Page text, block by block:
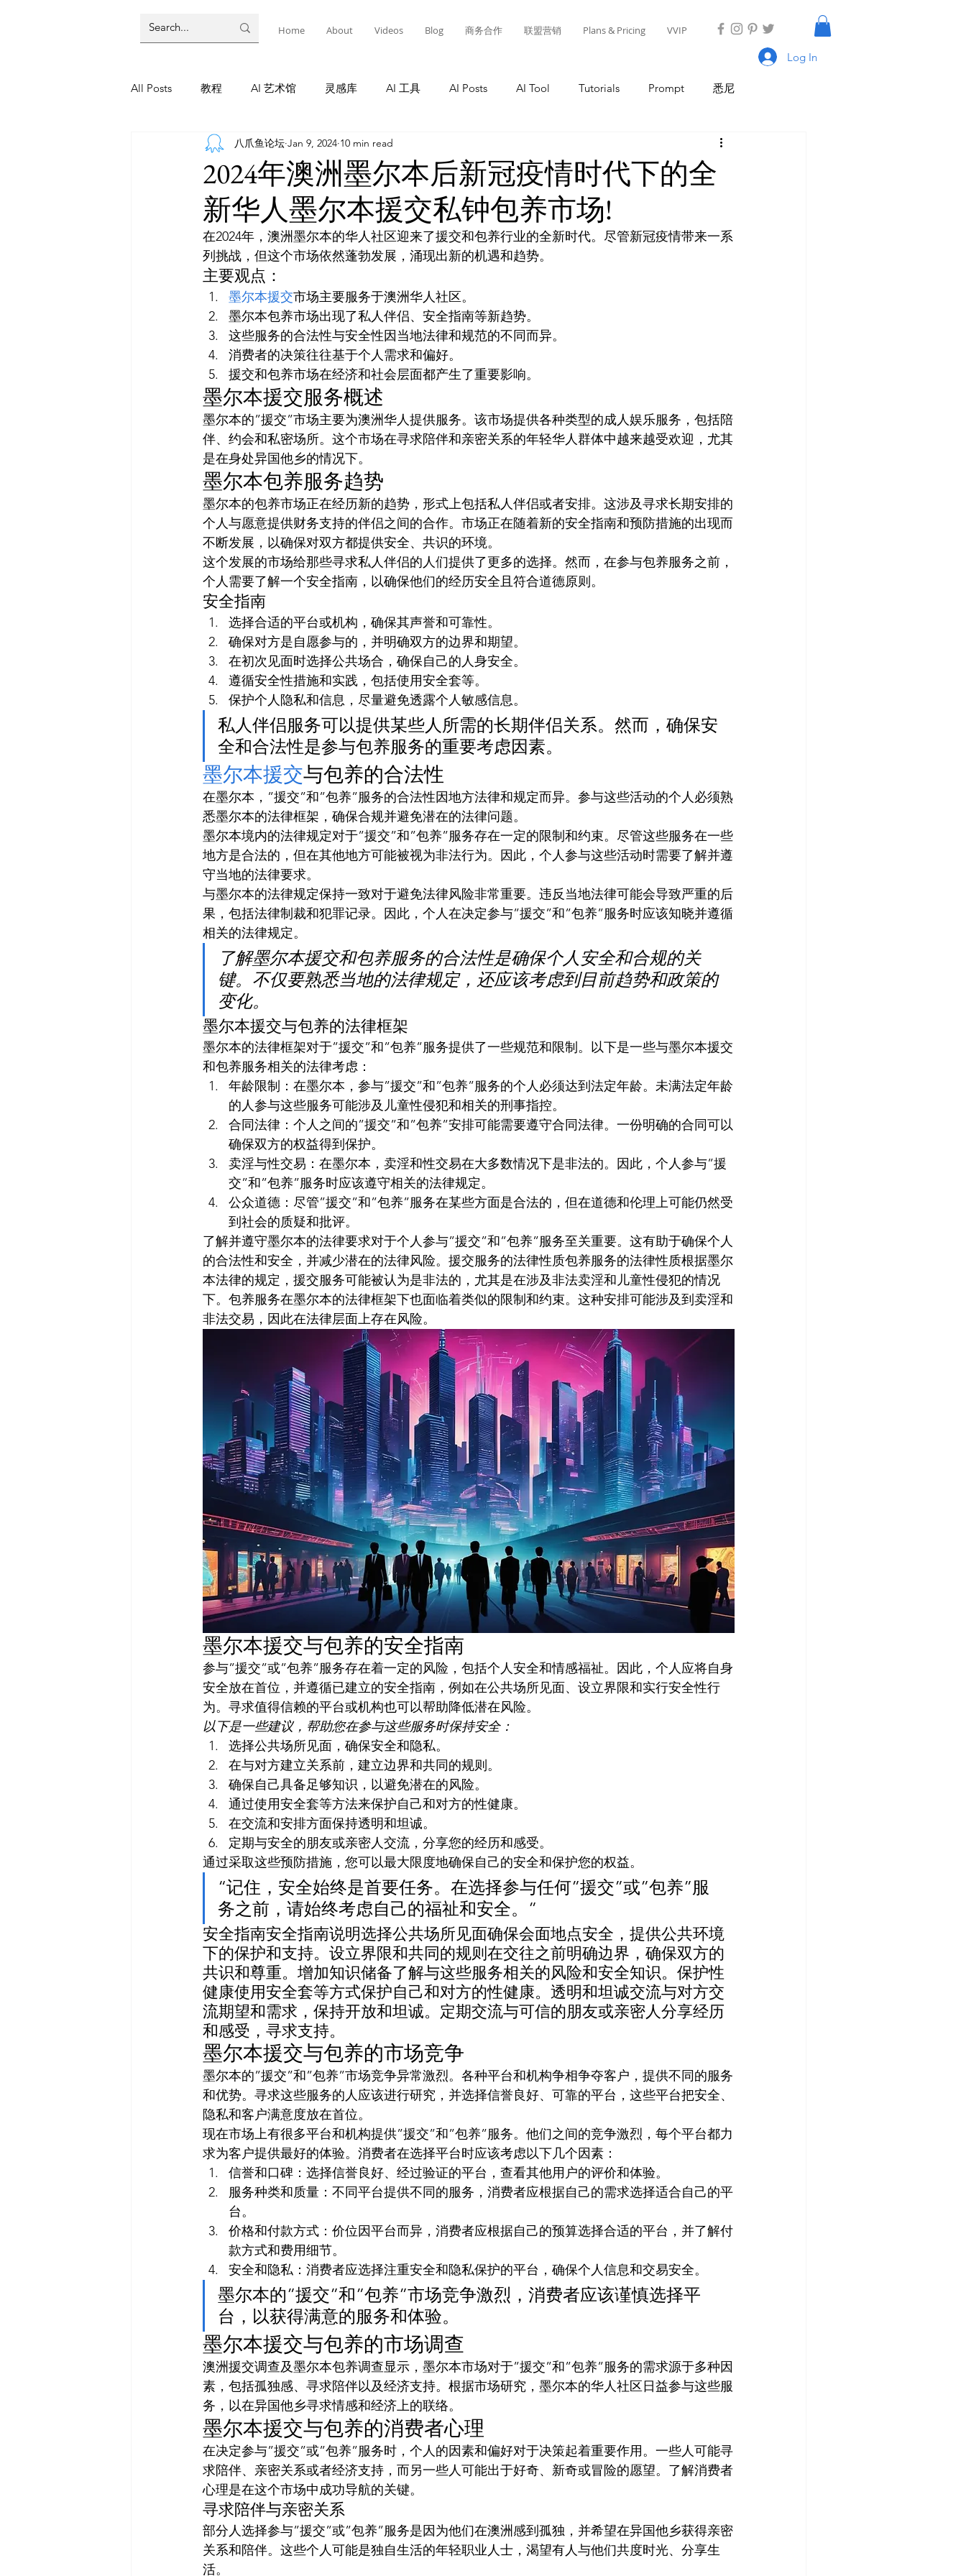
Home About Videos Blog 商务合作 联盟营销 Plans & Pricing VVIP
Log In
All Posts 教程 AI 艺术馆 灵感库 AI 工具 AI Posts AI Tool Tutorials Prompt 悉尼
AI 工具 AI Tool Tutorials
灵感库 AI 新闻 灵感库 教程 AI 工具 AI 新闻 AI 工具
2024年澳洲墨尔本后新冠疫情时代下的全
新华人墨尔本援交私钟包养市场!
八爪鱼论坛 Jan 9, 2024 10 min read
在2024年，澳洲墨尔本的华人社区迎来了援交和包养行业的全新时代。尽管新冠疫情带来一系
列挑战，但这个市场依然蓬勃发展，涌现出新的机遇和趋势。
主要观点：
墨尔本援交市场主要服务于澳洲华人社区。
墨尔本包养市场出现了私人伴侣、安全指南等新趋势。
这些服务的合法性与安全性因当地法律和规范的不同而异。
消费者的决策往往基于个人需求和偏好。
援交和包养市场在经济和社会层面都产生了重要影响。
墨尔本援交服务概述
墨尔本的”援交”市场主要为澳洲华人提供服务。该市场提供各种类型的成人娱乐服务，包括陪
伴、约会和私密场所。这个市场在寻求陪伴和亲密关系的年轻华人群体中越来越受欢迎，尤其
是在身处异国他乡的情况下。
墨尔本包养服务趋势
墨尔本的包养市场正在经历新的趋势，形式上包括私人伴侣或者安排。这涉及寻求长期安排的
个人与愿意提供财务支持的伴侣之间的合作。市场正在随着新的安全指南和预防措施的出现而
不断发展，以确保对双方都提供安全、共识的环境。
这个发展的市场给那些寻求私人伴侣的人们提供了更多的选择。然而，在参与包养服务之前，
个人需要了解一个安全指南，以确保他们的经历安全且符合道德原则。
安全指南
选择合适的平台或机构，确保其声誉和可靠性。
确保对方是自愿参与的，并明确双方的边界和期望。
在初次见面时选择公共场合，确保自己的人身安全。
遵循安全性措施和实践，包括使用安全套等。
保护个人隐私和信息，尽量避免透露个人敏感信息。
私人伴侣服务可以提供某些人所需的长期伴侣关系。然而，确保安
全和合法性是参与包养服务的重要考虑因素。
墨尔本援交与包养的合法性
在墨尔本，”援交”和”包养”服务的合法性因地方法律和规定而异。参与这些活动的个人必须熟
悉墨尔本的法律框架，确保合规并避免潜在的法律问题。
墨尔本境内的法律规定对于”援交”和”包养”服务存在一定的限制和约束。尽管这些服务在一些
地方是合法的，但在其他地方可能被视为非法行为。因此，个人参与这些活动时需要了解并遵
守当地的法律要求。
与墨尔本的法律规定保持一致对于避免法律风险非常重要。违反当地法律可能会导致严重的后
果，包括法律制裁和犯罪记录。因此，个人在决定参与”援交”和”包养”服务时应该知晓并遵循
相关的法律规定。
了解墨尔本援交和包养服务的合法性是确保个人安全和合规的关
键。不仅要熟悉当地的法律规定，还应该考虑到目前趋势和政策的
变化。
墨尔本援交与包养的法律框架
墨尔本的法律框架对于”援交”和”包养”服务提供了一些规范和限制。以下是一些与墨尔本援交
和包养服务相关的法律考虑：
年龄限制：在墨尔本，参与”援交”和”包养”服务的个人必须达到法定年龄。未满法定年龄
的人参与这些服务可能涉及儿童性侵犯和相关的刑事指控。
合同法律：个人之间的”援交”和”包养”安排可能需要遵守合同法律。一份明确的合同可以
确保双方的权益得到保护。
卖淫与性交易：在墨尔本，卖淫和性交易在大多数情况下是非法的。因此，个人参与”援
交”和”包养”服务时应该遵守相关的法律规定。
公众道德：尽管”援交”和”包养”服务在某些方面是合法的，但在道德和伦理上可能仍然受
到社会的质疑和批评。
了解并遵守墨尔本的法律要求对于个人参与”援交”和”包养”服务至关重要。这有助于确保个人
的合法性和安全，并减少潜在的法律风险。援交服务的法律性质包养服务的法律性质根据墨尔
本法律的规定，援交服务可能被认为是非法的，尤其是在涉及非法卖淫和儿童性侵犯的情况
下。包养服务在墨尔本的法律框架下也面临着类似的限制和约束。这种安排可能涉及到卖淫和
非法交易，因此在法律层面上存在风险。
墨尔本援交与包养的安全指南
参与”援交”或”包养”服务存在着一定的风险，包括个人安全和情感福祉。因此，个人应将自身
安全放在首位，并遵循已建立的安全指南，例如在公共场所见面、设立界限和实行安全性行
为。寻求值得信赖的平台或机构也可以帮助降低潜在风险。
以下是一些建议，帮助您在参与这些服务时保持安全：
选择公共场所见面，确保安全和隐私。
在与对方建立关系前，建立边界和共同的规则。
确保自己具备足够知识，以避免潜在的风险。
通过使用安全套等方法来保护自己和对方的性健康。
在交流和安排方面保持透明和坦诚。
定期与安全的朋友或亲密人交流，分享您的经历和感受。
通过采取这些预防措施，您可以最大限度地确保自己的安全和保护您的权益。
“记住，安全始终是首要任务。在选择参与任何”援交”或”包养”服
务之前，请始终考虑自己的福祉和安全。”
安全指南安全指南说明选择公共场所见面确保会面地点安全，提供公共环境
下的保护和支持。设立界限和共同的规则在交往之前明确边界，确保双方的
共识和尊重。增加知识储备了解与这些服务相关的风险和安全知识。保护性
健康使用安全套等方式保护自己和对方的性健康。透明和坦诚交流与对方交
流期望和需求，保持开放和坦诚。定期交流与可信的朋友或亲密人分享经历
和感受，寻求支持。
墨尔本援交与包养的市场竞争
墨尔本的”援交”和”包养”市场竞争异常激烈。各种平台和机构争相争夺客户，提供不同的服务
和优势。寻求这些服务的人应该进行研究，并选择信誉良好、可靠的平台，这些平台把安全、
隐私和客户满意度放在首位。
现在市场上有很多平台和机构提供”援交”和”包养”服务。他们之间的竞争激烈，每个平台都力
求为客户提供最好的体验。消费者在选择平台时应该考虑以下几个因素：
信誉和口碑：选择信誉良好、经过验证的平台，查看其他用户的评价和体验。
服务种类和质量：不同平台提供不同的服务，消费者应根据自己的需求选择适合自己的平
台。
价格和付款方式：价位因平台而异，消费者应根据自己的预算选择合适的平台，并了解付
款方式和费用细节。
安全和隐私：消费者应选择注重安全和隐私保护的平台，确保个人信息和交易安全。
墨尔本的”援交”和”包养”市场竞争激烈，消费者应该谨慎选择平
台，以获得满意的服务和体验。
墨尔本援交与包养的市场调查
澳洲援交调查及墨尔本包养调查显示，墨尔本市场对于”援交”和”包养”服务的需求源于多种因
素，包括孤独感、寻求陪伴以及经济支持。根据市场研究，墨尔本的华人社区日益参与这些服
务，以在异国他乡寻求情感和经济上的联络。
墨尔本援交与包养的消费者心理
在决定参与”援交”或”包养”服务时，个人的因素和偏好对于决策起着重要作用。一些人可能寻
求陪伴、亲密关系或者经济支持，而另一些人可能出于好奇、新奇或冒险的愿望。了解消费者
心理是在这个市场中成功导航的关键。
寻求陪伴与亲密关系
部分人选择参与”援交”或”包养”服务是因为他们在澳洲感到孤独，并希望在异国他乡获得亲密
关系和陪伴。这些个人可能是独自生活的年轻职业人士，渴望有人与他们共度时光、分享生
活。